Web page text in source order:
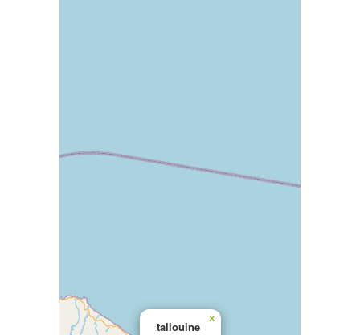
taliouine
×